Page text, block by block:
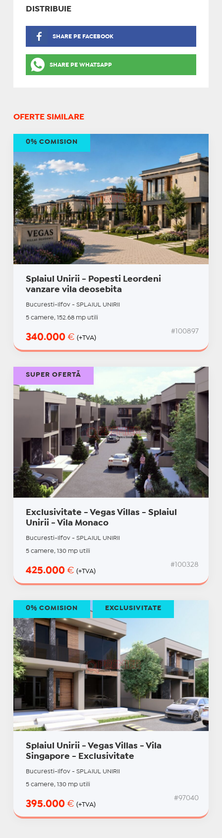
DISTRIBUIE
SHARE PE FACEBOOK
SHARE PE WHATSAPP
OFERTE SIMILARE
Splaiul Unirii - Popesti Leordeni
vanzare vila deosebita
Bucuresti-Ilfov - SPLAIUL UNIRII
5 camere, 152.68 mp utili
340.000 € (+TVA)
#100897
0% COMISION
Exclusivitate - Vegas Villas - Splaiul
Unirii - Vila Monaco
Bucuresti-Ilfov - SPLAIUL UNIRII
5 camere, 130 mp utili
425.000 € (+TVA)
#100328
SUPER OFERTĂ
Splaiul Unirii - Vegas Villas - Vila
Singapore - Exclusivitate
Bucuresti-Ilfov - SPLAIUL UNIRII
5 camere, 130 mp utili
395.000 € (+TVA)
#97040
0% COMISION EXCLUSIVITATE